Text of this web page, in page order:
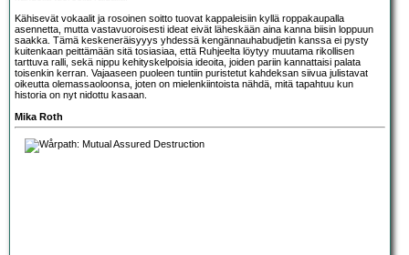
Kähisevät vokaalit ja rosoinen soitto tuovat kappaleisiin kyllä roppakaupalla
asennetta, mutta vastavuoroisesti ideat eivät läheskään aina kanna biisin loppuun
saakka. Tämä keskeneräisyyys yhdessä kengännauhabudjetin kanssa ei pysty
kuitenkaan peittämään sitä tosiasiaa, että Ruhjeelta löytyy muutama rikollisen
tarttuva ralli, sekä nippu kehityskelpoisia ideoita, joiden pariin kannattaisi palata
toisenkin kerran. Vajaaseen puoleen tuntiin puristetut kahdeksan siivua julistavat
oikeutta olemassaoloonsa, joten on mielenkiintoista nähdä, mitä tapahtuu kun
historia on nyt nidottu kasaan.
Mika Roth